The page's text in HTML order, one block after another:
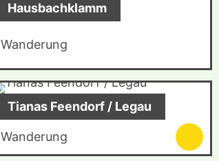
Hausbachklamm
Wanderung
Tianas Feendorf / Legau
Wanderung